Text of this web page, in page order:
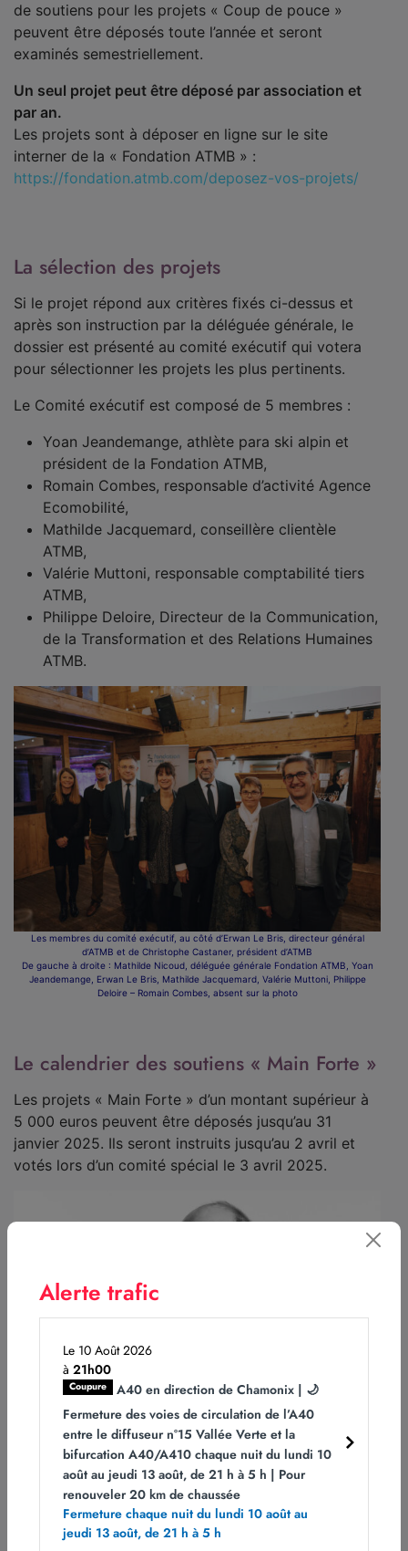
de soutiens pour les projets « Coup de pouce »
peuvent être déposés toute l’année et seront
examinés semestriellement.
Un seul projet peut être déposé par association et
par an.
Les projets sont à déposer en ligne sur le site
interner de la « Fondation ATMB » :
https://fondation.atmb.com/deposez-vos-projets/
La sélection des projets
Si le projet répond aux critères fixés ci-dessus et
après son instruction par la déléguée générale, le
dossier est présenté au comité exécutif qui votera
pour sélectionner les projets les plus pertinents.
Le Comité exécutif est composé de 5 membres :
Yoan Jeandemange, athlète para ski alpin et
président de la Fondation ATMB,
Romain Combes, responsable d’activité Agence
Ecomobilité,
Mathilde Jacquemard, conseillère clientèle
ATMB,
Valérie Muttoni, responsable comptabilité tiers
ATMB,
Philippe Deloire, Directeur de la Communication,
de la Transformation et des Relations Humaines
ATMB.
Les membres du comité exécutif, au côté d’Erwan Le Bris, directeur général
d’ATMB et de Christophe Castaner, président d’ATMB
De gauche à droite : Mathilde Nicoud, déléguée générale Fondation ATMB, Yoan
Jeandemange, Erwan Le Bris, Mathilde Jacquemard, Valérie Muttoni, Philippe
Deloire – Romain Combes, absent sur la photo
Le calendrier des soutiens « Main Forte »
Les projets « Main Forte » d’un montant supérieur à
5 000 euros peuvent être déposés jusqu’au 31
janvier 2025. Ils seront instruits jusqu’au 2 avril et
votés lors d’un comité spécial le 3 avril 2025.
Alerte trafic
Le 10 Août 2026
à 21h00
Coupure
A40 en direction de Chamonix | 🌙
Fermeture des voies de circulation de l’A40
entre le diffuseur n°15 Vallée Verte et la
bifurcation A40/A410 chaque nuit du lundi 10
août au jeudi 13 août, de 21 h à 5 h | Pour
renouveler 20 km de chaussée
Fermeture chaque nuit du lundi 10 août au
jeudi 13 août, de 21 h à 5 h